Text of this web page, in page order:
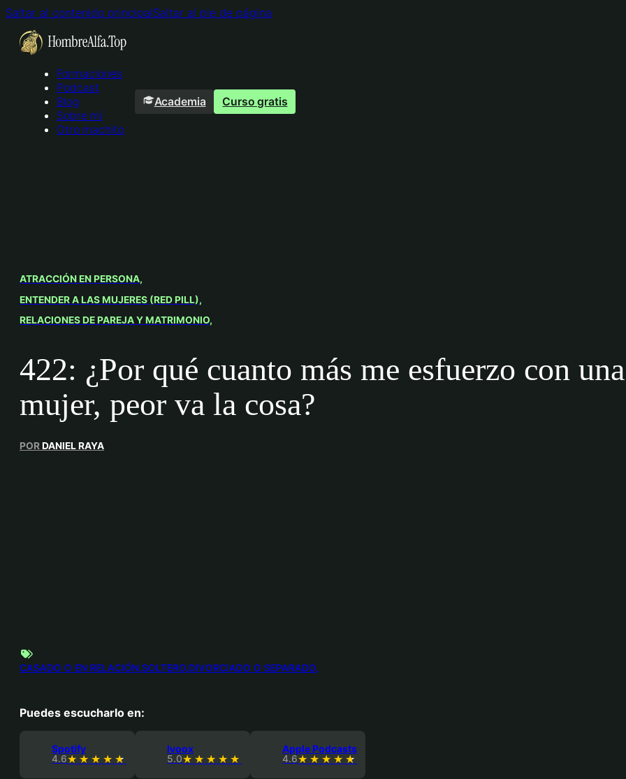
Saltar al contenido principalSaltar al pie de página
Formaciones
Podcast
Blog
Sobre mí
Otro machito
Academia Curso gratis
ATRACCIÓN EN PERSONA
ENTENDER A LAS MUJERES (RED PILL)
RELACIONES DE PAREJA Y MATRIMONIO
422: ¿Por qué cuanto más me esfuerzo con una
mujer, peor va la cosa?
PORDANIEL RAYA
CASADO O EN RELACIÓN SOLTERO DIVORCIADO O SEPARADO
Puedes escucharlo en:
Spotify
4.6
Ivoox
5.0
Apple Podcasts
4.6